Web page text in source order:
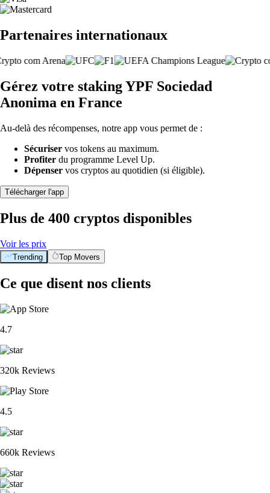
Partenaires internationaux
Gérez votre staking YPF Sociedad
Anonima en France
Au-delà des récompenses, notre app vous permet de :
Sécuriser vos tokens au maximum.
Profiter du programme Level Up.
Dépenser vos cryptos au quotidien (si éligible).
Télécharger l'app
Plus de 400 cryptos disponibles
Voir les prix
Trending Top Movers
Ce que disent nos clients
4.7
320k Reviews
4.5
660k Reviews